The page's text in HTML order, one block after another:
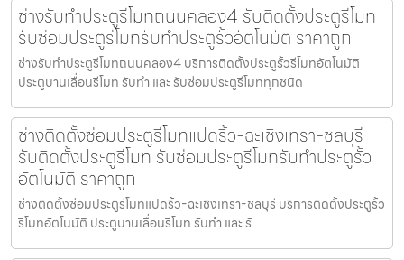
ช่างรับทำประตูรีโมทถนนคลอง4 รับติดตั้งประตูรีโมท
รับซ่อมประตูรีโมทรับทำประตูรั้วอัตโนมัติ ราคาถูก
ช่างรับทำประตูรีโมทถนนคลอง4 บริการติดตั้งประตูรั้วรีโมทอัตโนมัติ
ประตูบานเลื่อนรีโมท รับทำ และ รับซ่อมประตูรีโมททุกชนิด
ช่างติดตั้งซ่อมประตูรีโมทแปดริ้ว-ฉะเชิงเทรา-ชลบุรี
รับติดตั้งประตูรีโมท รับซ่อมประตูรีโมทรับทำประตูรั้ว
อัตโนมัติ ราคาถูก
ช่างติดตั้งซ่อมประตูรีโมทแปดริ้ว-ฉะเชิงเทรา-ชลบุรี บริการติดตั้งประตูรั้ว
รีโมทอัตโนมัติ ประตูบานเลื่อนรีโมท รับทำ และ รั